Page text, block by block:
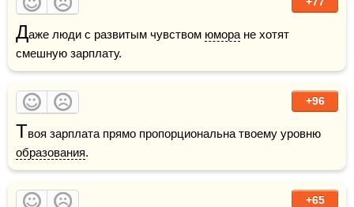
Даже люди с развитым чувством юмора не хотят
смешную зарплату.
+96
Т
образования.
+65